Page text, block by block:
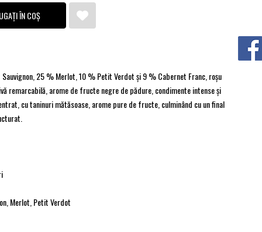
ÎN COȘ
25 % Merlot, 10 % Petit Verdot și 9 % Cabernet Franc, roşu
remarcabilă, arome de fructe negre de pădure, condimente intense şi
cu taninuri mătăsoase, arome pure de fructe, culminând cu un final
Merlot, Petit Verdot